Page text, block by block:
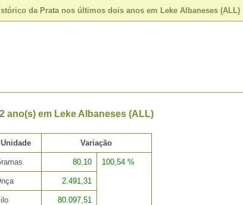
da Prata nos últimos dois anos em Leke Albaneses (ALL)
ano(s) em Leke Albaneses (ALL)
Unidade Variação
80,10 100,54 %
2.491,31
80.097,51